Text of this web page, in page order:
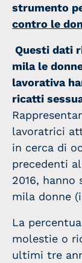
strumento
contro le
Questi dati
mila le
lavorativa
ricatti
lavoratrici
in cerca di
precedenti
2016,
mila donne
La
molestie o
ultimi tre